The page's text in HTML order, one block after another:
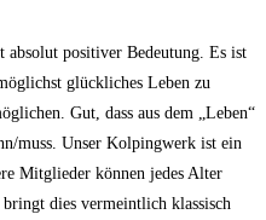
absolut positiver Bedeutung. Es ist
glückliches Leben zu
Gut, dass aus dem „Leben“
muss. Unser Kolpingwerk ist ein
Mitglieder können jedes Alter
dies vermeintlich klassisch